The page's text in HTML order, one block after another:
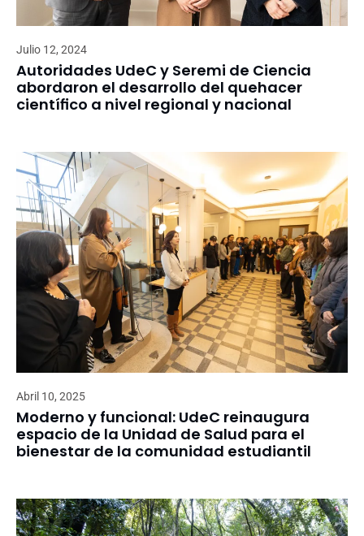
Julio 12, 2024
Autoridades UdeC y Seremi de Ciencia
abordaron el desarrollo del quehacer
científico a nivel regional y nacional
Abril 10, 2025
Moderno y funcional: UdeC reinaugura
espacio de la Unidad de Salud para el
bienestar de la comunidad estudiantil